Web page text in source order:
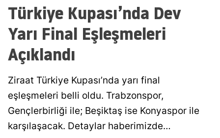
Türkiye Kupası’nda Dev
Yarı Final Eşleşmeleri
Açıklandı
Ziraat Türkiye Kupası’nda yarı final
eşleşmeleri belli oldu. Trabzonspor,
Gençlerbirliği ile; Beşiktaş ise Konyaspor ile
karşılaşacak. Detaylar haberimizde…